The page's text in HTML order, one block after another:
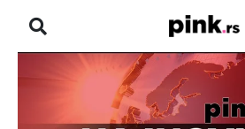
NASLOVNA